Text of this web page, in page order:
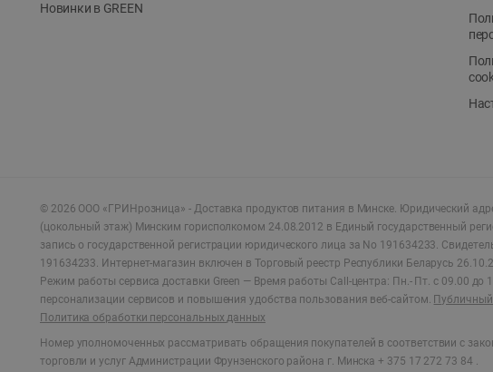
Новинки в GREEN
© 2026 ООО «ГРИНрозница» - Доставка продуктов питания в Минске. Юридический
(цокольный этаж) Минским горисполкомом 24.08.2012 в Единый государственный
запись о государственной регистрации юридического лица за No 191634233.
191634233. Интернет-магазин включен в Торговый реестр Республики Беларусь
Режим работы сервиса доставки Green — Время работы Call-центра: Пн.- Пт. с 09.00 до
персонализации сервисов и повышения удобства пользования веб-сайтом.
Политика обработки персональных данных
Номер уполномоченных рассматривать обращения покупателей в соответствии с
торговли и услуг Администрации Фрунзенского района г. Минска + 375 17 272 73 84 .